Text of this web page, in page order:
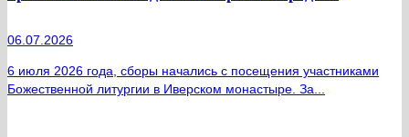
06.07.2026
6 июля 2026 года, сборы начались с посещения участниками
Божественной литургии в Иверском монастыре. За...